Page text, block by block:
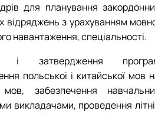
для планування
відряджень з урахуванням
навантаження, спеціальності.
і затвердження
польської і китайської мов
забезпечення
викладачами, проведення